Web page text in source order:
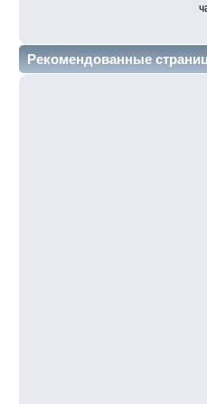
Рекомендованные